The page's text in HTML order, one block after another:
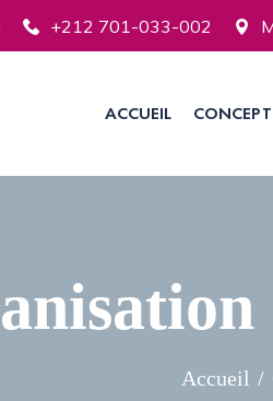
+212 701-033-002
ACCUEIL CONCEPT
Accueil